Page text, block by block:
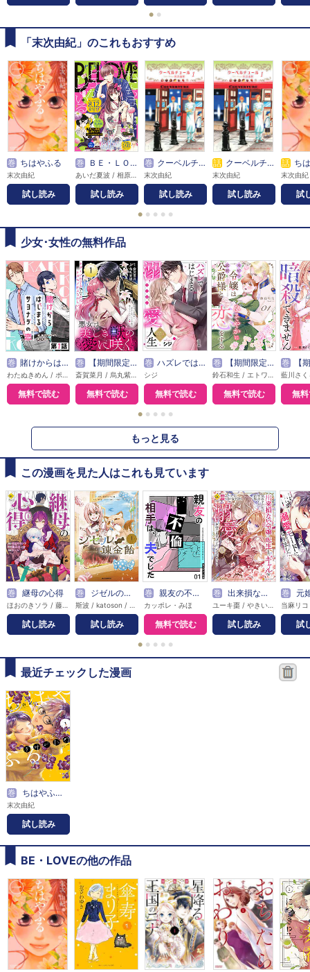
● ●
「末次由紀」のこれもおすすめ
巻 ちはやふる
末次由紀
試し読み
巻 ＢＥ・ＬＯＶＥ
試し読み
巻 クーベルチュール
末次由紀
試し読み
話 クーベルチュール
末次由紀
試し読み
話 ち
末次由紀
試
● ● ● ● ●
少女･女性の無料作品
巻 賭けからはじまるサヨナラの恋【単話版】
無料で読む
巻 【期間限定無料】悪女は美しき獣の愛に咲く（単話版）
無料で読む
巻 ハズレではじまる溺愛人生～仕組まれた恋の相手はハイスぺ社長
シジ
無料で読む
巻 【期間限定無料】本好き令嬢は敏腕公爵様とひそやかに恋をする
無料で読む
巻 【期間限定無料
無
● ● ● ● ●
もっと見る
この漫画を見た人はこれも見ています
巻 継母の心得
試し読み
巻 ジゼルの錬金飴
試し読み
巻 親友の不倫相手は、夫でした【単話版】
カッポレ・みほ
無料で読む
巻 出来損ない令嬢に転生したギャルが見返すために努力した結果、溺愛されてますけど何か文句ある？
試し読み
巻 元婚約者から逃げるため吸血伯爵
試
● ● ● ● ●
最近チェックした漫画
巻 ちはやふる ｐｌｕｓ きみがため
末次由紀
試し読み
BE・LOVEの他の作品